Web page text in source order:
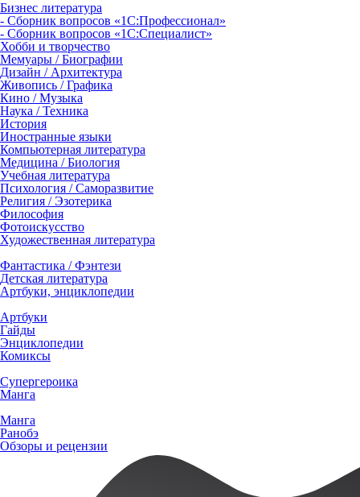
Бизнес литература
- Сборник вопросов «1С:Профессионал»
- Сборник вопросов «1С:Специалист»
Хобби и творчество
Мемуары / Биографии
Дизайн / Архитектура
Живопись / Графика
Кино / Музыка
Наука / Техника
История
Иностранные языки
Компьютерная литература
Медицина / Биология
Учебная литература
Психология / Саморазвитие
Религия / Эзотерика
Философия
Фотоискусство
Художественная литература
Фантастика / Фэнтези
Детская литература
Артбуки, энциклопедии
Артбуки
Гайды
Энциклопедии
Комиксы
Супергероика
Манга
Манга
Ранобэ
Обзоры и рецензии